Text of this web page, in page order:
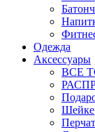
Одежда
Аксессуары
ВСЕ